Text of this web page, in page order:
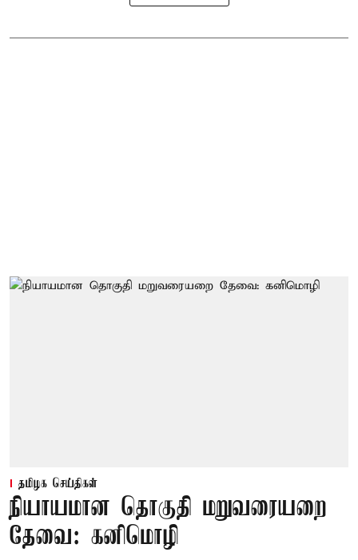
தமிழக செய்திகள்
நியாயமான தொகுதி மறுவரையறை
தேவை: கனிமொழி